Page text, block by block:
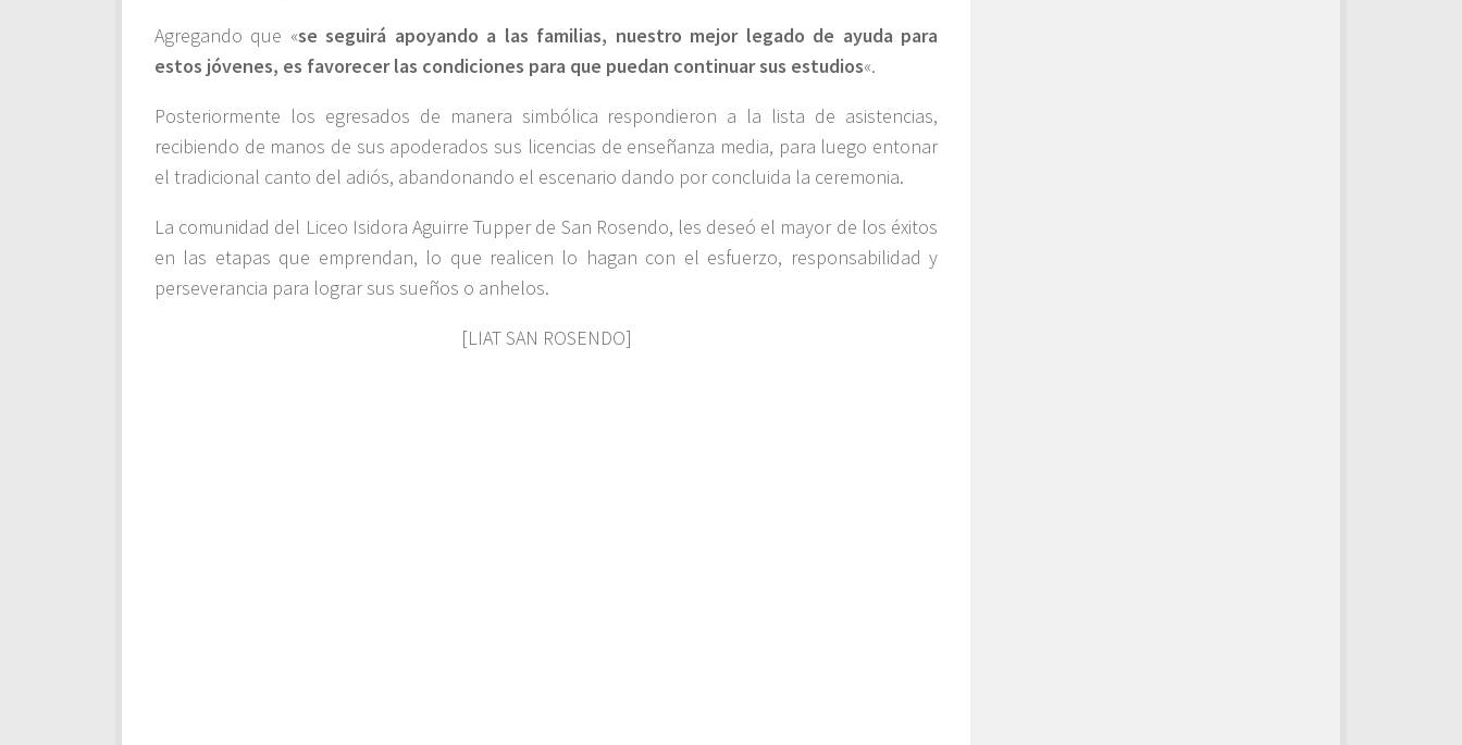
Agregando que «se seguirá apoyando a las familias, nuestro mejor legado de ayuda para
estos jóvenes, es favorecer las condiciones para que puedan continuar sus estudios«.
Posteriormente los egresados de manera simbólica respondieron a la lista de asistencias,
recibiendo de manos de sus apoderados sus licencias de enseñanza media, para luego entonar
el tradicional canto del adiós, abandonando el escenario dando por concluida la ceremonia.
La comunidad del Liceo Isidora Aguirre Tupper de San Rosendo, les deseó el mayor de los éxitos
en las etapas que emprendan, lo que realicen lo hagan con el esfuerzo, responsabilidad y
perseverancia para lograr sus sueños o anhelos.
[LIAT SAN ROSENDO]